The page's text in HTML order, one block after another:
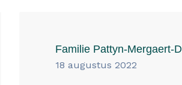
Familie Pattyn-Mergaert-
18 augustus 2022